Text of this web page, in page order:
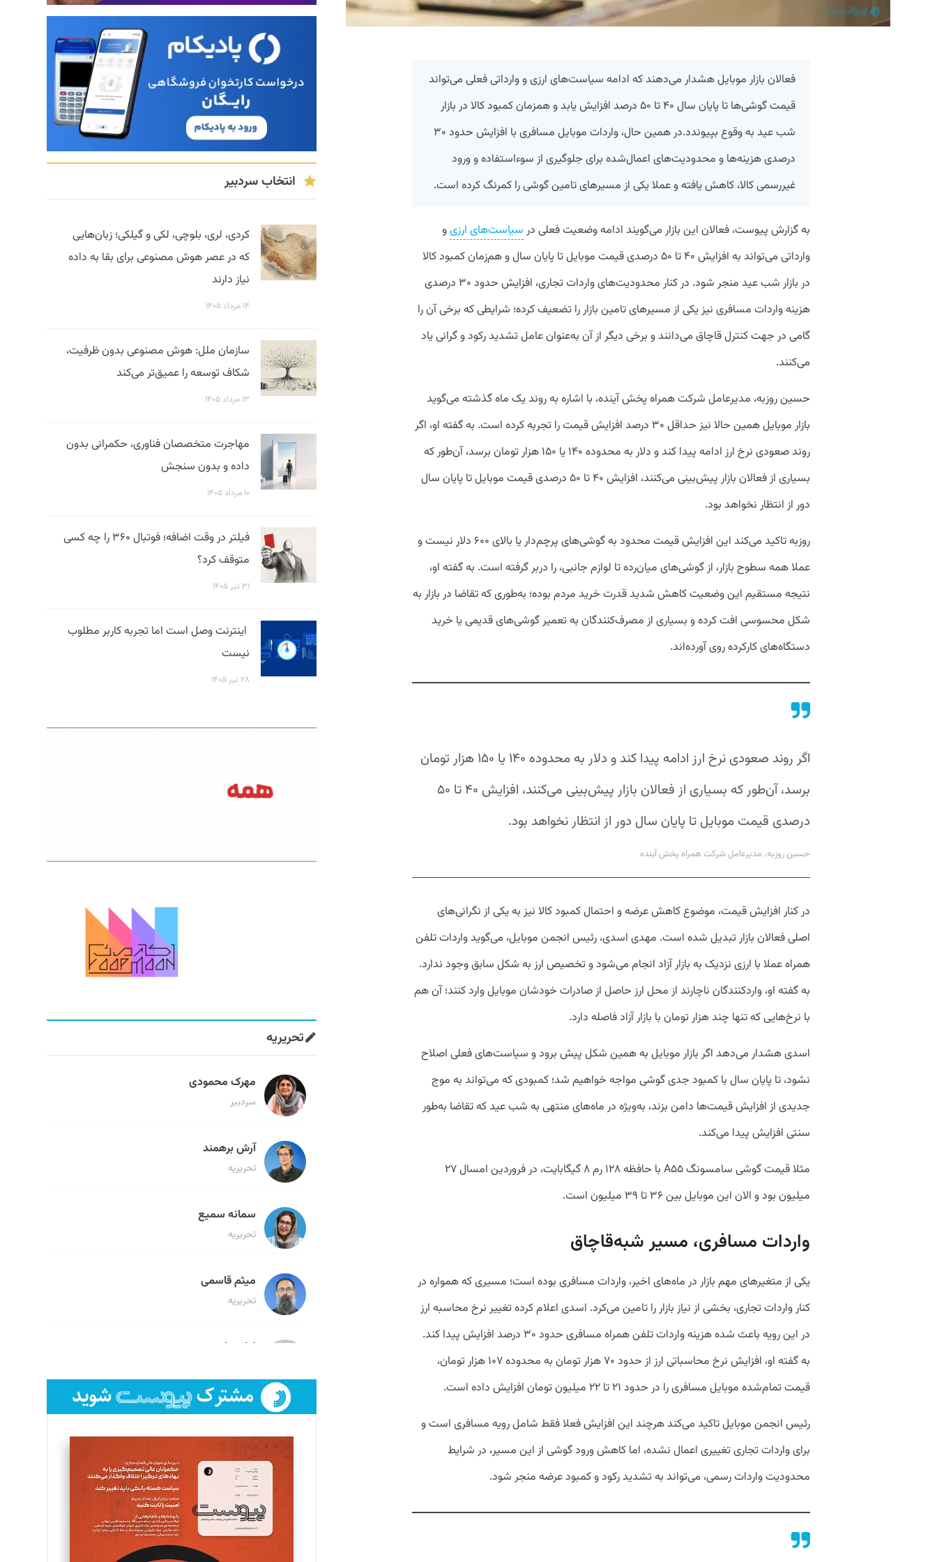
فعالان بازار موبایل هشدار می‌دهند که ادامه سیاست‌های ارزی و وارداتی فعلی می‌تواند
قیمت گوشی‌ها تا پایان سال ۴۰ تا ۵۰ درصد افزایش یابد و همزمان کمبود کالا در بازار
شب عید به وقوع بپیوندد.در همین حال، واردات موبایل مسافری با افزایش حدود ۳۰
درصدی هزینه‌ها و محدودیت‌های اعمال‌شده برای جلوگیری از سوءاستفاده و ورود
غیررسمی کالا، کاهش یافته و عملا یکی از مسیرهای تامین گوشی را کمرنگ کرده است.
به گزارش پیوست، فعالان این بازار می‌گویند ادامه وضعیت فعلی در سیاست‌های ارزیو
وارداتی می‌تواند به افزایش ۴۰ تا ۵۰ درصدی قیمت موبایل تا پایان سال و هم‌زمان کمبود کالا
در بازار شب عید منجر شود. در کنار محدودیت‌های واردات تجاری، افزایش حدود ۳۰ درصدی
هزینه واردات مسافری نیز یکی از مسیرهای تامین بازار را تضعیف کرده؛ شرایطی که برخی آن را
گامی در جهت کنترل قاچاق می‌دانند و برخی دیگر از آن به‌عنوان عامل تشدید رکود و گرانی یاد
می‌کنند.
حسین روزبه، مدیرعامل شرکت همراه پخش آینده، با اشاره به روند یک ماه گذشته می‌گوید
بازار موبایل همین حالا نیز حداقل ۳۰ درصد افزایش قیمت را تجربه کرده است. به گفته او، اگر
روند صعودی نرخ ارز ادامه پیدا کند و دلار به محدوده ۱۴۰ یا ۱۵۰ هزار تومان برسد، آن‌طور که
بسیاری از فعالان بازار پیش‌بینی می‌کنند، افزایش ۴۰ تا ۵۰ درصدی قیمت موبایل تا پایان سال
دور از انتظار نخواهد بود.
روزبه تاکید می‌کند این افزایش قیمت محدود به گوشی‌های پرچم‌دار یا بالای ۶۰۰ دلار نیست و
عملا همه سطوح بازار، از گوشی‌های میان‌رده تا لوازم جانبی، را دربر گرفته است. به گفته او،
نتیجه مستقیم این وضعیت کاهش شدید قدرت خرید مردم بوده؛ به‌طوری که تقاضا در بازار به
شکل محسوسی افت کرده و بسیاری از مصرف‌کنندگان به تعمیر گوشی‌های قدیمی یا خرید
دستگاه‌های کارکرده روی آورده‌اند.
اگر روند صعودی نرخ ارز ادامه پیدا کند و دلار به محدوده ۱۴۰ یا ۱۵۰ هزار تومان
برسد، آن‌طور که بسیاری از فعالان بازار پیش‌بینی می‌کنند، افزایش ۴۰ تا ۵۰
درصدی قیمت موبایل تا پایان سال دور از انتظار نخواهد بود.
حسین روزبه، مدیرعامل شرکت همراه پخش آینده
در کنار افزایش قیمت، موضوع کاهش عرضه و احتمال کمبود کالا نیز به یکی از نگرانی‌های
اصلی فعالان بازار تبدیل شده است. مهدی اسدی، رئیس انجمن موبایل، می‌گوید واردات تلفن
همراه عملا با ارزی نزدیک به بازار آزاد انجام می‌شود و تخصیص ارز به شکل سابق وجود ندارد.
به گفته او، واردکنندگان ناچارند از محل ارز حاصل از صادرات خودشان موبایل وارد کنند؛ آن هم
با نرخ‌هایی که تنها چند هزار تومان با بازار آزاد فاصله دارد.
اسدی هشدار می‌دهد اگر بازار موبایل به همین شکل پیش برود و سیاست‌های فعلی اصلاح
نشود، تا پایان سال با کمبود جدی گوشی مواجه خواهیم شد؛ کمبودی که می‌تواند به موج
جدیدی از افزایش قیمت‌ها دامن بزند، به‌ویژه در ماه‌های منتهی به شب عید که تقاضا به‌طور
سنتی افزایش پیدا می‌کند.
مثلا قیمت گوشی سامسونگ A۵۵ با حافظه ۱۲۸ رم ۸ گیگابایت، در فروردین امسال ۲۷
میلیون بود و الان این موبایل بین ۳۶ تا ۳۹ میلیون است.
واردات مسافری، مسیر شبه‌قاچاق
یکی از متغیرهای مهم بازار در ماه‌های اخیر، واردات مسافری بوده است؛ مسیری که همواره در
کنار واردات تجاری، بخشی از نیاز بازار را تامین می‌کرد. اسدی اعلام کرده تغییر نرخ محاسبه ارز
در این رویه باعث شده هزینه واردات تلفن همراه مسافری حدود ۳۰ درصد افزایش پیدا کند.
به گفته او، افزایش نرخ محاسباتی ارز از حدود ۷۰ هزار تومان به محدوده ۱۰۷ هزار تومان،
قیمت تمام‌شده موبایل مسافری را در حدود ۲۱ تا ۲۲ میلیون تومان افزایش داده است.
رئیس انجمن موبایل تاکید می‌کند هرچند این افزایش فعلا فقط شامل رویه مسافری است و
برای واردات تجاری تغییری اعمال نشده، اما کاهش ورود گوشی از این مسیر، در شرایط
محدودیت واردات رسمی، می‌تواند به تشدید رکود و کمبود عرضه منجر شود.
انتخاب سردبیر
کردی، لری، بلوچی، لکی و گیلکی؛ زبان‌هایی
که در عصر هوش مصنوعی برای بقا به داده
نیاز دارند
۱۴ مرداد ۱۴۰۵
سازمان ملل: هوش مصنوعی بدون ظرفیت،
شکاف توسعه را عمیق‌تر می‌کند
۱۳ مرداد ۱۴۰۵
مهاجرت متخصصان فناوری، حکمرانی بدون
داده و بدون سنجش
۱۰ مرداد ۱۴۰۵
فیلتر در وقت اضافه؛ فوتبال ۳۶۰ را چه کسی
متوقف کرد؟
۳۱ تیر ۱۴۰۵
اینترنت وصل است اما تجربه کاربر مطلوب
نیست
۲۸ تیر ۱۴۰۵
تحریریه
مهرک محمودی
سردبیر
آرش برهمند
تحریریه
سمانه سمیع
تحریریه
میثم قاسمی
تحریریه
لیلا حنارود
فائزه فتحی رستمی
تحریریه
سروش کرمیان
تحریریه
مینا پاکدل